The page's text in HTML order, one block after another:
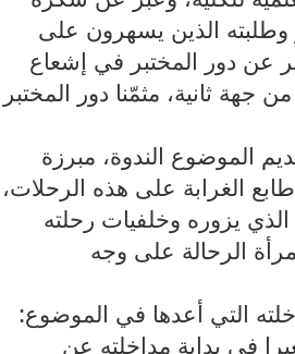
وطلبته الذين يسهرون على
عن دور المختبر في إشعاع
ثانية، مثمّنا دور المختبر
الموضوع الندوة، مبرزة
الغرابة على هذه الرحلات،
يزوره وخلفيات رحلته
الرحالة على وجه
التي أعدها في الموضوع:
في بداية مداخلته عن